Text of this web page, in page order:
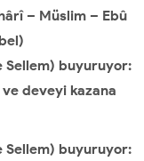
– Müslim – Ebû
Sellem) buyuruyor:
deveyi kazana
Sellem) buyuruyor: